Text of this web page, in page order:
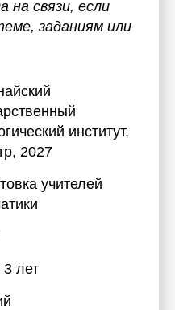
на связи, если
заданиям или
институт,
2027
учителей
лет